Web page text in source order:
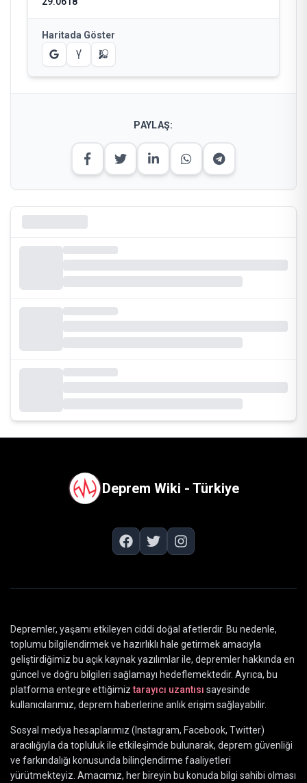
Haritada Göster
PAYLAŞ:
Deprem Wiki - Türkiye
Depremler, yaşamı etkileyen ciddi doğal afetlerdir. Bu nedenle,
toplumu bilgilendirmek ve hazırlıklı hale getirmek amacıyla
geliştirdiğimiz bu açık kaynak yazılımlar ile, depremler hakkında en
güncel ve doğru bilgileri sağlamayı hedeflemektedir. Ayrıca, bu
platforma entegre ettiğimiz tarayıcı uzantısı sayesinde
kullanıcılarımız, deprem haberlerine anlık erişim sağlayabilir.
Sosyal medya hesaplarımız (Instagram, Facebook, Twitter)
aracılığıyla da topluluk ile etkileşimde bulunarak, deprem güvenliği
ve farkındalığı konusunda bilinçlendirme faaliyetleri
yürütmekteyiz. Amacımız, her bireyin bu konuda bilgi sahibi olması